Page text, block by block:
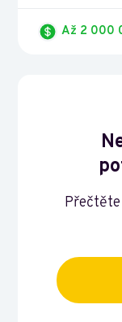
Až 2 000